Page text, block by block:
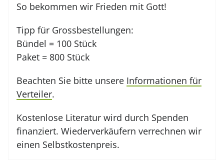
So bekommen wir Frieden mit Gott!
Tipp für Grossbestellungen:
Bündel = 100 Stück
Paket = 800 Stück
Beachten Sie bitte unsere Informationen für
Verteiler.
Kostenlose Literatur wird durch Spenden
finanziert. Wiederverkäufern verrechnen wir
einen Selbstkostenpreis.